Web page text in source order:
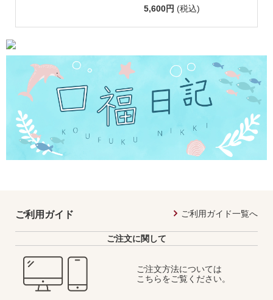
5,600円 (税込)
ご利用ガイド ご利用ガイド一覧へ
ご注文に関して
ご注文方法については
こちらをご覧ください。